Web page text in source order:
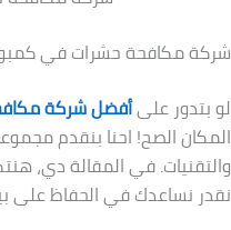
شركة مكافحة حشرات في كمبوند
لو بتدور علىأفضل شركة
المكان الصح! احنا بنقدم
والتقنيات. في المقالة دي،
نقدر نساعدك في الحفاظ على